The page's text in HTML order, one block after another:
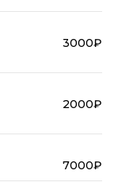
3000₽
2000₽
7000₽